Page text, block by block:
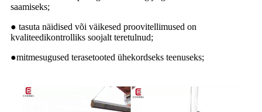
saamiseks;
● tasuta näidised või väikesed proovitellimused on
kvaliteedikontrolliks soojalt teretulnud;
●mitmesugused terasetooted ühekordseks teenuseks;